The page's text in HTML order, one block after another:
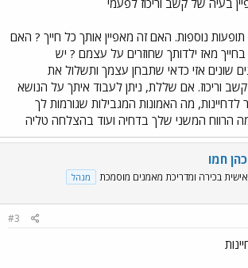
בעיה של קשב וריכוז לפעמי
נוספות. האם זה מאפיין אותך כל חייך ? האם
בחייך מאז ילדותך שחוזרים על עצמם ? יש
שונים אזי כדאי שתבחן עצמך ותשלול את
וריכוז. אם שללת, ניתן לעבוד איתך על הנושא
לדחיינות, מה האמונות המגבילות שגורמות לך
הרווח המשני שלך בדחיה ועוד בהצלחה טליה
חמו
בכירה ומדריכת מאמנים מוסמכת מנהל
#3